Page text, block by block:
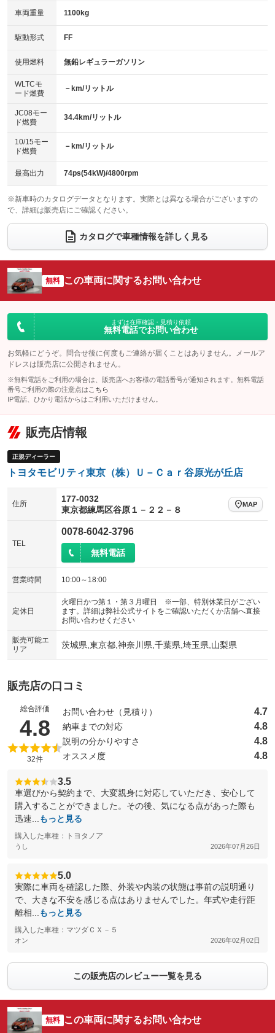
アイドリングストップ
：装備あり
USB入力端子
：装備なし
100V電源
：装備なし
センターデフロック
：装備なし
電動格納ミラー
：装備なし
HID(キセノンライト)
バックカメラ
エアロ
：装備なし
ローダウン
：装備なし
ベンチシート
：装備なし
チップアップシート
：装備なし
電動格納サードシート
：装備なし シートヒーター
：装備なし
ウォークスルー
電動リアゲート フロントカメラ
：装備なし
シートエアコン
：装備なし 全周囲カメラ
：装備なし
サイドカメラ
：装備なし ルーフレール
：装備なし
エアサスペンション ヘッドライトウォッシャー
車両重量 1100kg
駆動形式 FF
使用燃料 無鉛レギュラーガソリン
WLTCモ
ード燃費
－km/リットル
JC08モー
ド燃費
34.4km/リットル
10/15モー
ド燃費
－km/リットル
最高出力 74ps(54kW)/4800rpm
※新車時のカタログデータとなります。実際とは異なる場合がございますの
で、詳細は販売店にご確認ください。
カタログで車種情報を詳しく見る
無料 この車両に関するお問い合わせ
まずは在庫確認・見積り依頼
無料電話でお問い合わせ
お気軽にどうぞ。問合せ後に何度もご連絡が届くことはありません。メールア
ドレスは販売店に公開されません。
※無料電話をご利用の場合は、販売店へお客様の電話番号が通知されます。無料電話
番号ご利用の際の注意点は こちら
IP電話、ひかり電話からはご利用いただけません。
販売店情報
正規ディーラー
トヨタモビリティ東京（株）Ｕ－Ｃａｒ谷原光が丘店
住所
177-0032
東京都練馬区谷原１－２２－８
MAP
TEL
0078-6042-3796
無料電話
営業時間 10:00～18:00
定休日
火曜日かつ第１・第３月曜日 ※一部、特別休業日がござい
ます。詳細は弊社公式サイトをご確認いただくか店舗へ直接
お問い合わせください
販売可能エ
リア
茨城県,東京都,神奈川県,千葉県,埼玉県,山梨県
販売店の口コミ
総合評価
4.8 （5点満点中）
32件
お問い合わせ（見積り） 4.7
納車までの対応 4.8
説明の分かりやすさ 4.8
オススメ度 4.8
3.5
車選びから契約まで、大変親身に対応していただき、安心して
購入することができました。その後、気になる点があった際も
迅速...
もっと見る
購入した車種：トヨタノア
うし 2026年07月26日
5.0
実際に車両を確認した際、外装や内装の状態は事前の説明通り
で、大きな不安を感じる点はありませんでした。年式や走行距
離相...
もっと見る
購入した車種：マツダＣＸ－５
オン 2026年02月02日
この販売店のレビュー一覧を見る
無料 この車両に関するお問い合わせ